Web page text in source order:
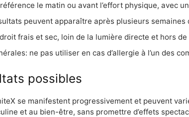
le matin ou avant l’effort physique, avec
peuvent apparaître après plusieurs semaines
frais et sec, loin de la lumière directe et hors
ne pas utiliser en cas d’allergie à l’un des
possibles
se manifestent progressivement et peuvent
et au bien-être, sans promettre d’effets